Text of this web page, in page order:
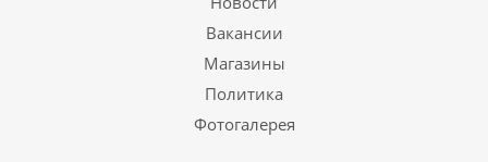
Вакансии
Магазины
Политика
Фотогалерея